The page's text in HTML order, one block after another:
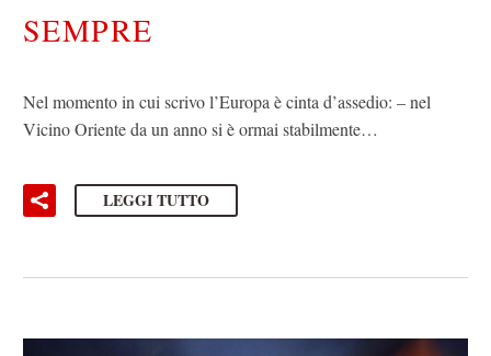
SEMPRE
Nel momento in cui scrivo l’Europa è cinta d’assedio: – nel
Vicino Oriente da un anno si è ormai stabilmente…
LEGGI TUTTO